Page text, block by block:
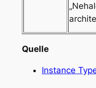
Quelle
Instance